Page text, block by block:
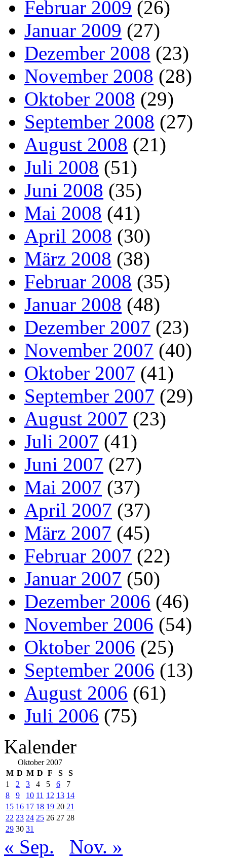
Februar 2009 (26)
Januar 2009 (27)
Dezember 2008 (23)
November 2008 (28)
Oktober 2008 (29)
September 2008 (27)
August 2008 (21)
Juli 2008 (51)
Juni 2008 (35)
Mai 2008 (41)
April 2008 (30)
März 2008 (38)
Februar 2008 (35)
Januar 2008 (48)
Dezember 2007 (23)
November 2007 (40)
Oktober 2007 (41)
September 2007 (29)
August 2007 (23)
Juli 2007 (41)
Juni 2007 (27)
Mai 2007 (37)
April 2007 (37)
März 2007 (45)
Februar 2007 (22)
Januar 2007 (50)
Dezember 2006 (46)
November 2006 (54)
Oktober 2006 (25)
September 2006 (13)
August 2006 (61)
Juli 2006 (75)
Kalender
Oktober 2007
M D M D F S
S
1
2 3 4 5 6
7
8
9 10 11 12 13 14
15 16 17 18 19 20 21
22 23 24 25 26 27 28
29 30 31
« Sep. Nov. »